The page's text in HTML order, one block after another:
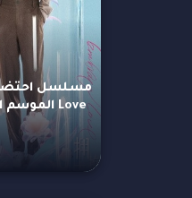
Love الموسم الاول مترجم كامل